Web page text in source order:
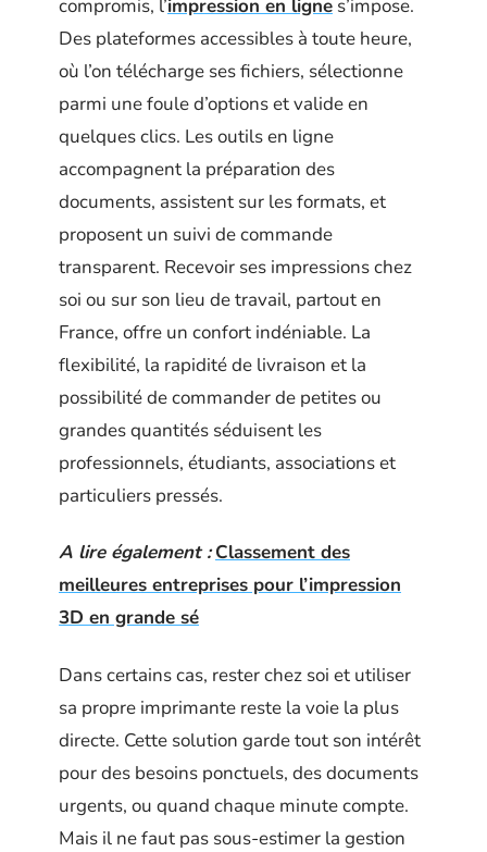
compromis, l’impression en ligne s’impose.
Des plateformes accessibles à toute heure,
où l’on télécharge ses fichiers, sélectionne
parmi une foule d’options et valide en
quelques clics. Les outils en ligne
accompagnent la préparation des
documents, assistent sur les formats, et
proposent un suivi de commande
transparent. Recevoir ses impressions chez
soi ou sur son lieu de travail, partout en
France, offre un confort indéniable. La
flexibilité, la rapidité de livraison et la
possibilité de commander de petites ou
grandes quantités séduisent les
professionnels, étudiants, associations et
particuliers pressés.
A lire également : Classement des
meilleures entreprises pour l’impression
3D en grande sé
Dans certains cas, rester chez soi et utiliser
sa propre imprimante reste la voie la plus
directe. Cette solution garde tout son intérêt
pour des besoins ponctuels, des documents
urgents, ou quand chaque minute compte.
Mais il ne faut pas sous-estimer la gestion